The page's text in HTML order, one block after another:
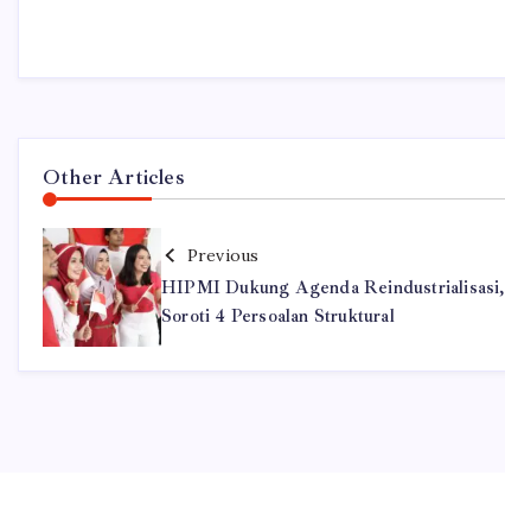
Other Articles
Previous
HIPMI Dukung Agenda Reindustrialisasi,
Soroti 4 Persoalan Struktural